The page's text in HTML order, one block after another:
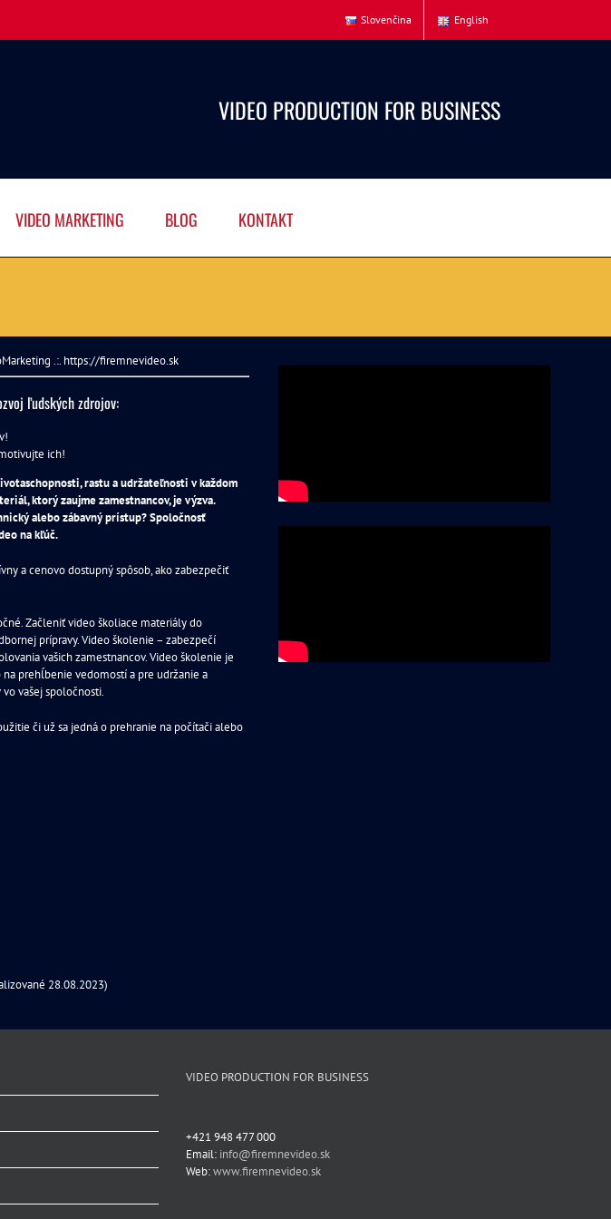
Slovenčina English
VIDEO PRODUCTION FOR BUSINESS
VIDEO MARKETING BLOG KONTAKT
ľudských zdrojov:
ich!
rastu a udržateľnosti v každom
ktorý zaujme zamestnancov, je výzva.
alebo zábavný prístup? Spoločnosť
na kľúč.
a cenovo dostupný spôsob, ako zabezpečiť
Začleniť video školiace materiály do
prípravy. Video školenie – zabezpečí
vašich zamestnancov. Video školenie je
prehĺbenie vedomostí a pre udržanie a
vašej spoločnosti.
či už sa jedná o prehranie na počítači alebo
28.08.2023)
VIDEO PRODUCTION FOR BUSINESS
+421 948 477 000
Email: info@firemnevideo.sk
Web:www.firemnevideo.sk